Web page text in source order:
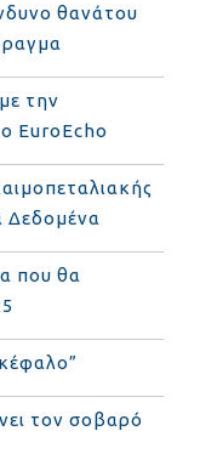
θανάτου
την
EuroEcho
Δεδομένα
που θα
τον σοβαρό